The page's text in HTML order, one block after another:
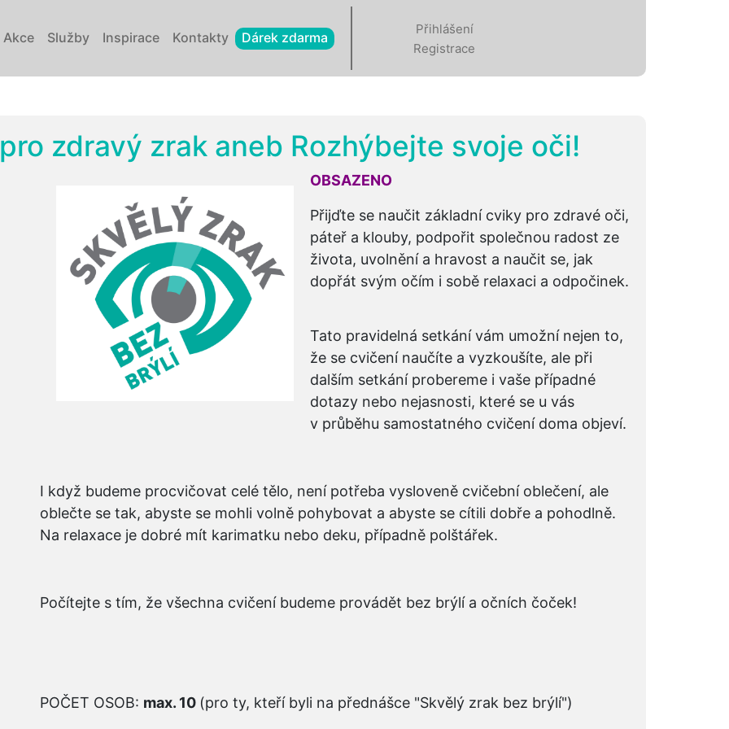
Akce Služby Inspirace Kontakty Dárek zdarma
Přihlášení
Registrace
zdravý zrak aneb Rozhýbejte svoje oči!
OBSAZENO
Přijďte se naučit základní cviky pro zdravé oči,
páteř a klouby, podpořit společnou radost ze
života, uvolnění a hravost a naučit se, jak
dopřát svým očím i sobě relaxaci a odpočinek.
Tato pravidelná setkání vám umožní nejen to,
že se cvičení naučíte a vyzkoušíte, ale při
dalším setkání probereme i vaše případné
dotazy nebo nejasnosti, které se u vás
v průběhu samostatného cvičení doma objeví.
I když budeme procvičovat celé tělo, není potřeba vysloveně cvičební oblečení, ale
oblečte se tak, abyste se mohli volně pohybovat a abyste se cítili dobře a pohodlně.
Na relaxace je dobré mít karimatku nebo deku, případně polštářek.
Počítejte s tím, že všechna cvičení budeme provádět bez brýlí a očních čoček!
POČET OSOB: max. 10 (pro ty, kteří byli na přednášce "Skvělý zrak bez brýlí")